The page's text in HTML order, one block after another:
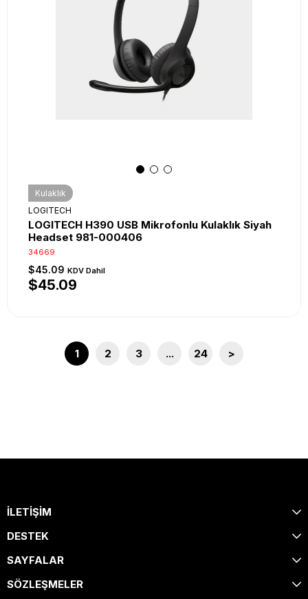
Kulaklık
LOGITECH
LOGITECH H390 USB Mikrofonlu Kulaklık Siyah
Headset 981-000406
34669
$45.09 KDV Dahil
$45.09
1 2 3 ... 24 >
İLETİŞİM
DESTEK
SAYFALAR
SÖZLEŞMELER